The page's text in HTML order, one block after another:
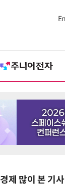
경제 많이 본 기사